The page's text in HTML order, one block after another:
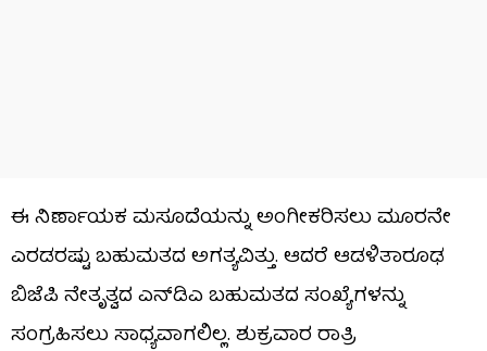
ಈ ನಿರ್ಣಾಯಕ ಮಸೂದೆಯನ್ನು ಅಂಗೀಕರಿಸಲು ಮೂರನೇ
ಎರಡರಷ್ಟು ಬಹುಮತದ ಅಗತ್ಯವಿತ್ತು. ಆದರೆ ಆಡಳಿತಾರೂಢ
ಬಿಜೆಪಿ ನೇತೃತ್ವದ ಎನ್​ಡಿಎ ಬಹುಮತದ ಸಂಖ್ಯೆಗಳನ್ನು
ಸಂಗ್ರಹಿಸಲು ಸಾಧ್ಯವಾಗಲಿಲ್ಲ. ಶುಕ್ರವಾರ ರಾತ್ರಿ